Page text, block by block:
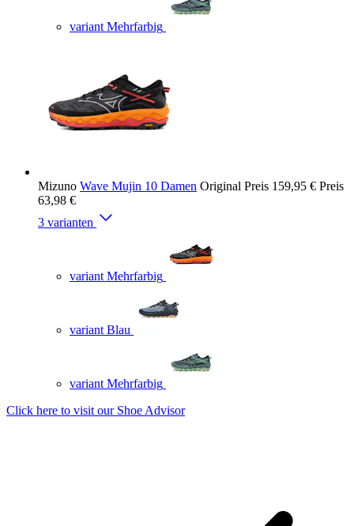
variant Mehrfarbig
Mizuno Wave Mujin 10 Damen Original Preis 159,95 € Preis
63,98 €
3 varianten
variant Mehrfarbig
variant Blau
variant Mehrfarbig
Click here to visit our Shoe Advisor